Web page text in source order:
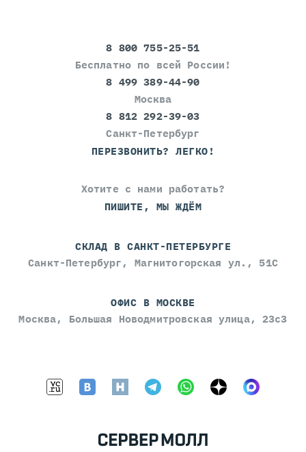
8 800 755-25-51
Бесплатно по всей России!
8 499 389-44-90
Москва
8 812 292-39-03
Санкт-Петербург
ПЕРЕЗВОНИТЬ? ЛЕГКО!
Хотите с нами работать?
ПИШИТЕ, МЫ ЖДЁМ
СКЛАД В САНКТ-ПЕТЕРБУРГЕ
Санкт-Петербург, Магнитогорская ул., 51С
ОФИС В МОСКВЕ
Москва, Большая Новодмитровская улица, 23с3